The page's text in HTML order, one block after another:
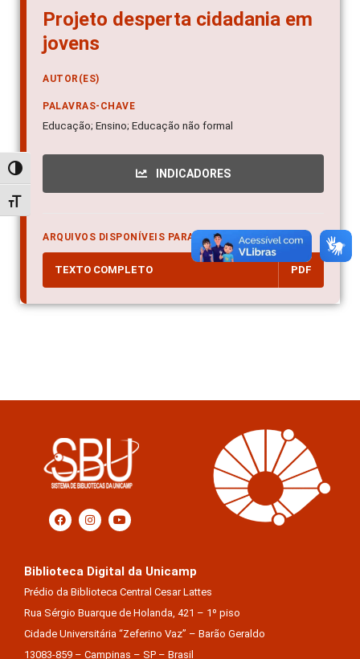
Alternar alto contraste
Alternar tamanho da fonte
Projeto desperta cidadania em
jovens
AUTOR(ES)
PALAVRAS-CHAVE
Educação; Ensino; Educação não formal
INDICADORES
ARQUIVOS DISPONÍVEIS PARA DOWNLOAD
TEXTO COMPLETO PDF
Biblioteca Digital da Unicamp
Prédio da Biblioteca Central Cesar Lattes
Rua Sérgio Buarque de Holanda, 421 – 1º piso
Cidade Universitária “Zeferino Vaz” – Barão Geraldo
13083-859 – Campinas – SP – Brasil